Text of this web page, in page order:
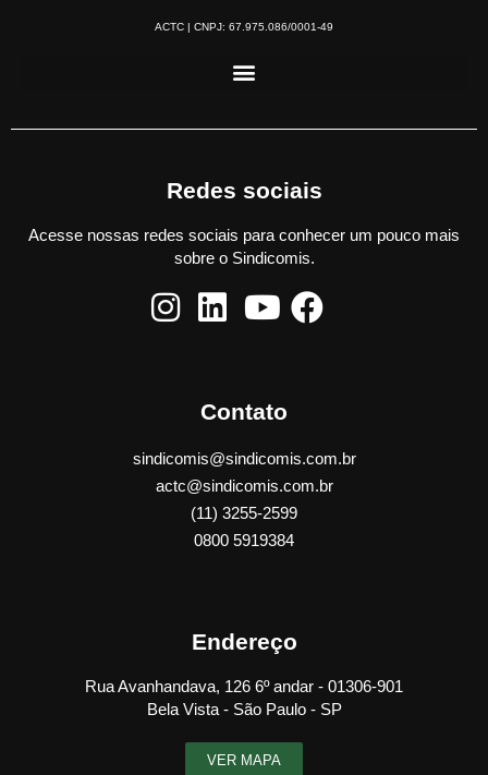
ACTC | CNPJ: 67.975.086/0001-49
Redes sociais
Acesse nossas redes sociais para conhecer um pouco mais
sobre o Sindicomis.
Contato
sindicomis@sindicomis.com.br
actc@sindicomis.com.br
(11) 3255-2599
0800 5919384
Endereço
Rua Avanhandava, 126 6º andar - 01306-901
Bela Vista - São Paulo - SP
VER MAPA